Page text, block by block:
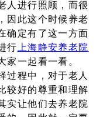
人进行照顾，而很
因此这个时候养老
确定有了这一方面
行上海静安养老院
家一起看一看。
过程中，对于老人
较好的尊重和理解
实让他们去养老院